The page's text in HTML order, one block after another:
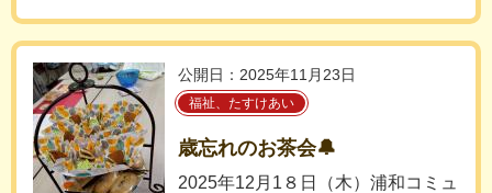
公開日：2025年11月23日
福祉、たすけあい
歳忘れのお茶会🔔
2025年12月1８日（木）浦和コミュ